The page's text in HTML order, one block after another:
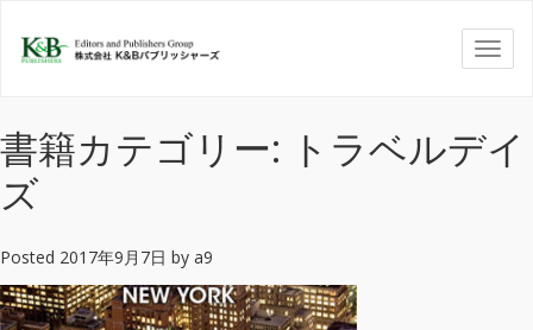
書籍カテゴリー: トラベルデイ
ズ
Posted 2017年9月7日 by a9